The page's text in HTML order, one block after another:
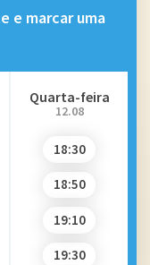
e marcar uma
Quarta-feira
12.08
18:30
18:50
19:10
19:30